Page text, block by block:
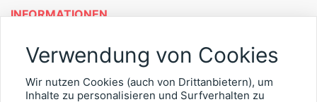
INFORMATIONEN
Was ist EYEFOX – Ihre Möglichkeiten
Kontakt
Verwendung von Cookies
Wir nutzen Cookies (auch von Drittanbietern), um
Inhalte zu personalisieren und Surfverhalten zu